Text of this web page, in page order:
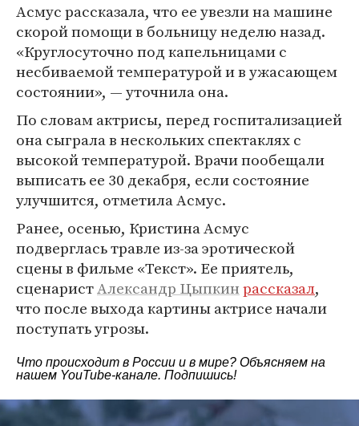
Асмус рассказала, что ее увезли на машине
скорой помощи в больницу неделю назад.
«Круглосуточно под капельницами с
несбиваемой температурой и в ужасающем
состоянии», — уточнила она.
По словам актрисы, перед госпитализацией
она сыграла в нескольких спектаклях с
высокой температурой. Врачи пообещали
выписать ее 30 декабря, если состояние
улучшится, отметила Асмус.
Ранее, осенью, Кристина Асмус
подверглась травле из-за эротической
сцены в фильме «Текст». Ее приятель,
сценаристАлександр Цыпкинрассказал,
что после выхода картины актрисе начали
поступать угрозы.
Что происходит в России и в мире? Объясняем на
нашем YouTube-канале. Подпишись!